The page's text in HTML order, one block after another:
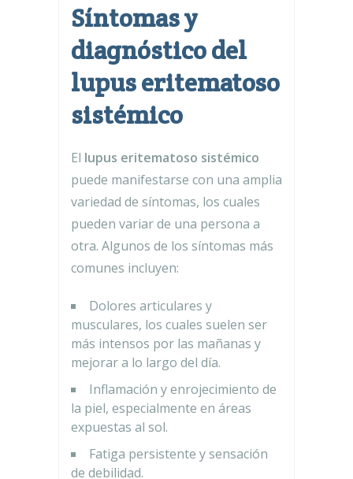
Síntomas y
diagnóstico del
lupus eritematoso
sistémico
El lupus eritematoso sistémico
puede manifestarse con una amplia
variedad de síntomas, los cuales
pueden variar de una persona a
otra. Algunos de los síntomas más
comunes incluyen:
Dolores articulares y
musculares, los cuales suelen ser
más intensos por las mañanas y
mejorar a lo largo del día.
Inflamación y enrojecimiento de
la piel, especialmente en áreas
expuestas al sol.
Fatiga persistente y sensación
de debilidad.